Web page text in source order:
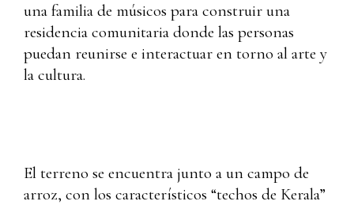
una familia de músicos para construir una
residencia comunitaria donde las personas
puedan reunirse e interactuar en torno al arte y
la cultura.
El terreno se encuentra junto a un campo de
arroz, con los característicos “techos de Kerala”